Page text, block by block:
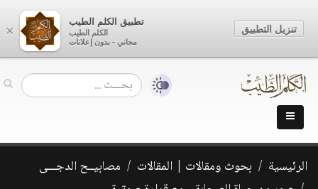
الرئيسية بحوث ومقالات | المقالات
مصابيــح الدجـــى
×
تطبيق الكلم الطيب
الكلم الطيب
مجاني - بدون إعلانات
تنزيل التطبيق